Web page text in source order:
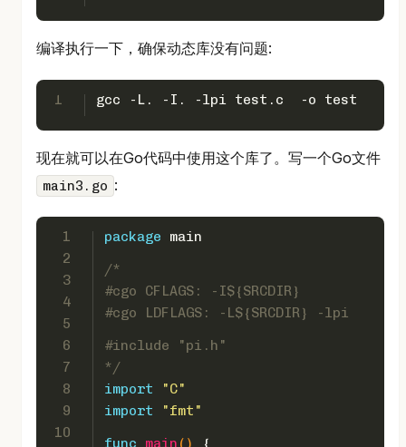
编译执行一下，确保动态库没有问题:
1 gcc -L. -I. -lpi test.c  -o test
现在就可以在Go代码中使用这个库了。写一个Go文件
main3.go :
1
2
3
4
5
6
7
8
9
10
package main
/*
#cgo CFLAGS: -I${SRCDIR}
#cgo LDFLAGS: -L${SRCDIR} -lpi
#include "pi.h"
*/
import
"C"
import
"fmt"